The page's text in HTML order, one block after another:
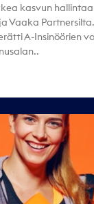
kasvun
Vaaka
A-Insinöörien